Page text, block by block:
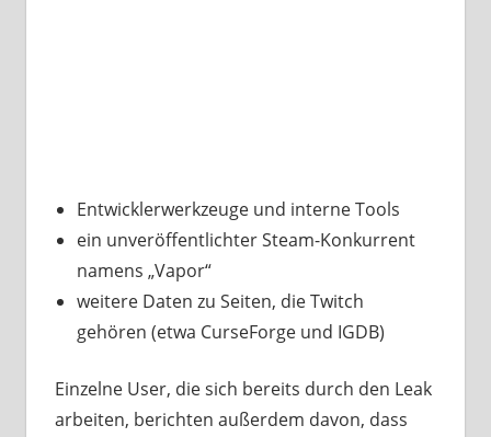
Entwicklerwerkzeuge und interne Tools
ein unveröffentlichter Steam-Konkurrent
namens „Vapor“
weitere Daten zu Seiten, die Twitch
gehören (etwa CurseForge und IGDB)
Einzelne User, die sich bereits durch den Leak
arbeiten, berichten außerdem davon, dass